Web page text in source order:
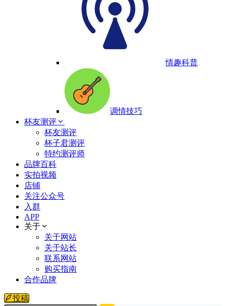
情趣科普
调情技巧
杯友测评
杯友测评
杯子君测评
特约测评师
品牌百科
实拍视频
店铺
关注公众号
入群
APP
关于
关于网站
关于站长
联系网站
购买指南
合作品牌
投稿